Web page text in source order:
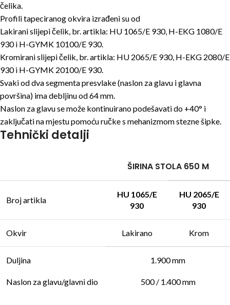
čelika.
Profili tapeciranog okvira izrađeni su od
Lakirani slijepi čelik, br. artikla: HU 1065/E 930, H-EKG 1080/E
930 i H-GYMK 10100/E 930.
Kromirani slijepi čelik, br. artikla: HU 2065/E 930, H-EKG 2080/E
930 i H-GYMK 20100/E 930.
Svaki od dva segmenta presvlake (naslon za glavu i glavna
površina) ima debljinu od 64 mm.
Naslon za glavu se može kontinuirano podešavati do +40° i
zaključati na mjestu pomoću ručke s mehanizmom stezne šipke.
Tehnički detalji
ŠIRINA STOLA 650 M
Broj artikla
HU 1065/E
930
HU 2065/E
930
Okvir Lakirano Krom
Duljina
Naslon za glavu/glavni dio
1.900 mm
500 / 1.400 mm